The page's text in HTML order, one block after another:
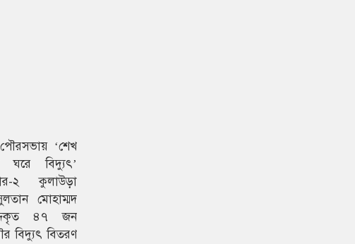
‘শেখ
ঘরে বিদ্যুৎ’
২ কুলাউড়া
মোহাম্মদ
৪৭ জন
বিদ্যুৎ বিতরণ